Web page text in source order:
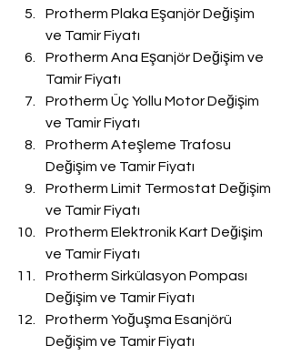
Protherm Plaka Eşanjör Değişim
ve Tamir Fiyatı
Protherm Ana Eşanjör Değişim ve
Tamir Fiyatı
Protherm Üç Yollu Motor Değişim
ve Tamir Fiyatı
Protherm Ateşleme Trafosu
Değişim ve Tamir Fiyatı
Protherm Limit Termostat Değişim
ve Tamir Fiyatı
Protherm Elektronik Kart Değişim
ve Tamir Fiyatı
Protherm Sirkülasyon Pompası
Değişim ve Tamir Fiyatı
Protherm Yoğuşma Esanjörü
Değişim ve Tamir Fiyatı